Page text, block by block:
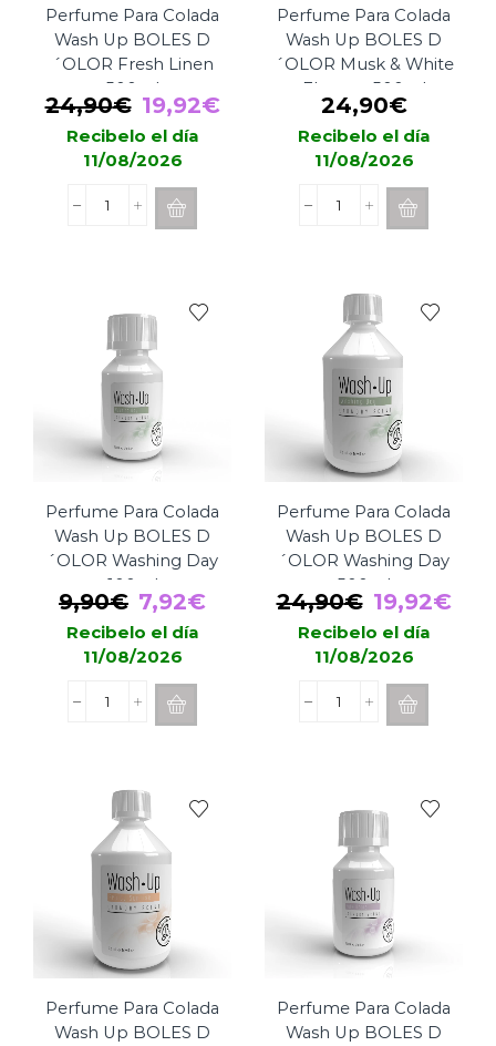
Perfume Para Colada
Wash Up BOLES D
´OLOR Fresh Linen
500ml
24,90€ El
precio
original
era:
24,90€.
19,92€El
Recibelo el día
11/08/2026
Perfume
BOLES
D
´OLOR
Linen
500ml
cantidad
Perfume Para Colada
Wash Up BOLES D
´OLOR Musk & White
Flowers 500ml
24,90€
Recibelo el día
11/08/2026
Perfume
Up
BOLES
D
´OLOR
Musk
&
White
Flowers
500ml
cantidad
Perfume Para Colada
Wash Up BOLES D
´OLOR Washing Day
100ml
9,90€ El
precio
original
era:
9,90€.
7,92€El
Recibelo el día
11/08/2026
Perfume
Up
BOLES
D
´OLOR
Washing
Day
100ml
cantidad
Perfume Para Colada
Wash Up BOLES D
´OLOR Washing Day
500ml
24,90€ El
precio
original
era:
24,90€.
19,92€El
Recibelo el día
11/08/2026
Perfume
BOLES
D
´OLOR
Day
500ml
cantidad
Perfume Para Colada
Wash Up BOLES D
Perfume Para Colada
Wash Up BOLES D